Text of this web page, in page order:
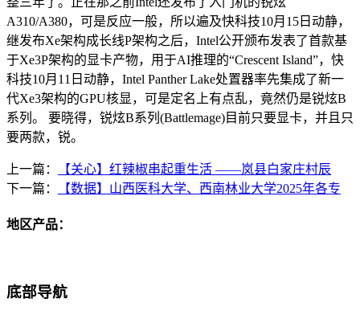
A310/A380，可是反应一般，所以遍及快科技10月15日动静，
继发布Xe架构成长线P架构之后，Intel公开颁布发表了首款基
于Xe3P架构的显卡产物，用于AI推理的“Crescent Island”，快
科技10月11日动静，Intel Panther Lake处置器率先集成了新一
代Xe3架构的GPU核显，可是定名上有点乱，竟然仍是锐炫B
系列。 要晓得，锐炫B系列(Battlemage)目前只要显卡，并且只
要两款，锐。
上一篇：
【关心】红辣椒串起重生活 ——岚县白家庄村辰
下一篇：
【数据】山西医科大学、西南林业大学2025年各专
地区产品：
底部导航